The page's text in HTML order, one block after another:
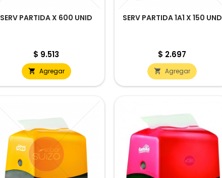
SERV PARTIDA X 600 UNID
Precio
$ 9.513
 Agregar
SERV PARTIDA 1A1 X 150 UND
Precio
$ 2.697
 Agregar